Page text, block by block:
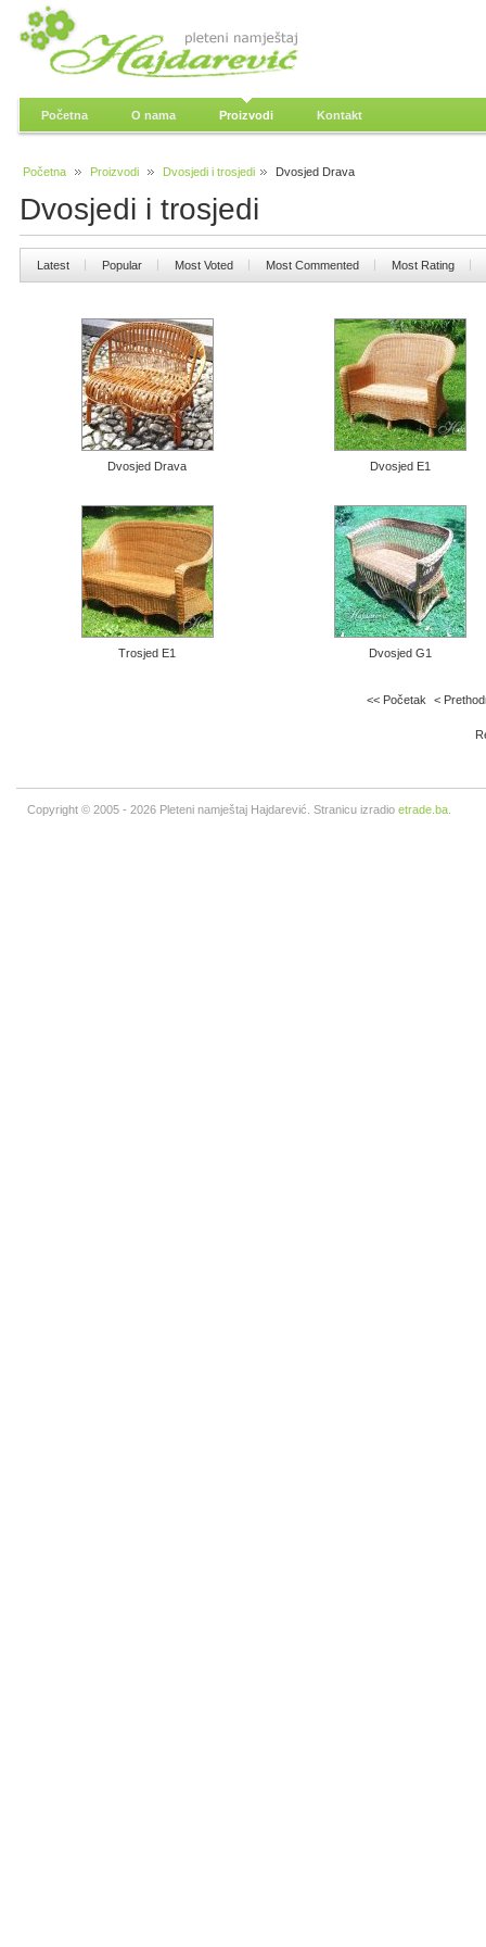
Početna O nama Proizvodi Kontakt
Početna Proizvodi Dvosjedi i trosjedi Dvosjed Drava
Dvosjedi i trosjedi
Latest Popular Most Voted Most Commented Most Rating
Dvosjed Drava Dvosjed E1
Trosjed E1 Dvosjed G1
<< Početak <
Copyright © 2005 - 2026 Pleteni namještaj Hajdarević. Stranicu izradio etrade.ba